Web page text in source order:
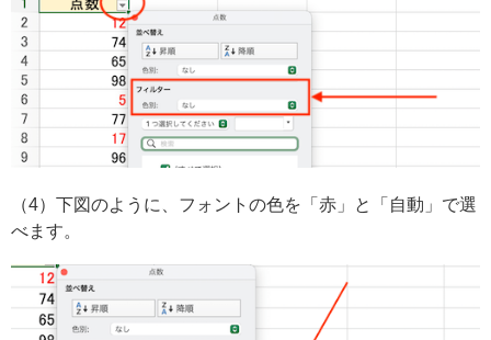
（4）下図のように、フォントの色を「赤」と「自動」で選
べます。